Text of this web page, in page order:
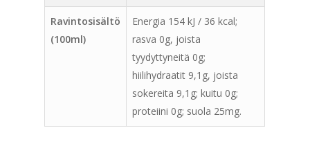
Ravintosisältö
(100ml)
Energia 154 kJ / 36 kcal;
rasva 0g, joista
tyydyttyneitä 0g;
hiilihydraatit 9,1g, joista
sokereita 9,1g; kuitu 0g;
proteiini 0g; suola 25mg.